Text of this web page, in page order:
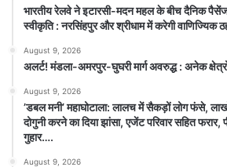
भारतीय रेलवे ने इटारसी-मदन महल के बीच दैनिक
स्वीकृति : नरसिंहपुर और श्रीधाम में करेगी वाणिज्यिक
August 9, 2026
अलर्ट! मंडला-अमरपुर-घुघरी मार्ग अवरुद्ध : अनेक
August 9, 2026
​’डबल मनी’ महाघोटाला: लालच में सैकड़ों लोग फंसे,
दोगुनी करने का दिया झांसा, एजेंट परिवार सहित फरार,
गुहार….
August 9, 2026